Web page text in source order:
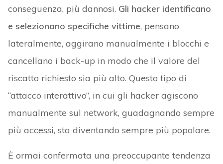
conseguenza, più dannosi. Gli hacker identificano
e selezionano specifiche vittime, pensano
lateralmente, aggirano manualmente i blocchi e
cancellano i back-up in modo che il valore del
riscatto richiesto sia più alto. Questo tipo di
“attacco interattivo”, in cui gli hacker agiscono
manualmente sul network, guadagnando sempre
più accessi, sta diventando sempre più popolare.
È ormai confermata una preoccupante tendenza